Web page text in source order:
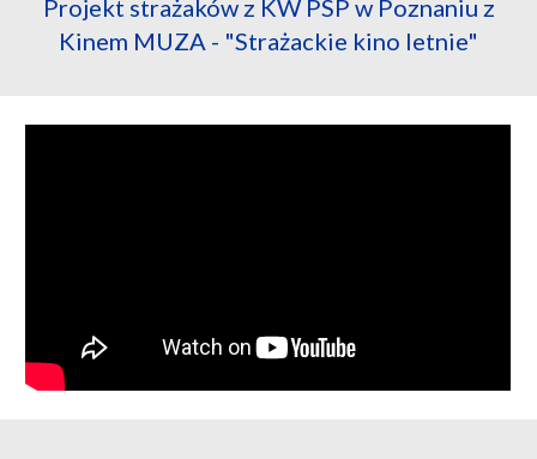
Projekt strażaków z KW PSP w Poznaniu z
Kinem MUZA - "Strażackie kino letnie"